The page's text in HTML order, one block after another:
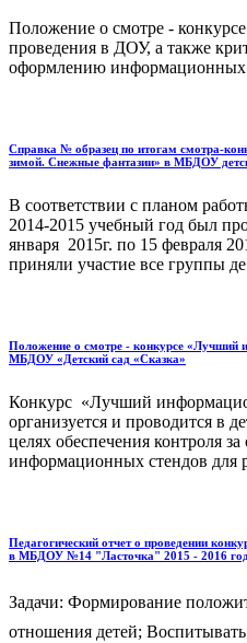
Положение о смотре -
проведения в ДОУ, а также
оформлению информационных
Справка № образец по итогам смотра-
зимой. Снежные фантазии» в МБДОУ
В соответствии с планом
2014-2015 учебный год был
января 2015г. по 15 февраля
приняли участие все группы
Положение о смотре - конкурсе «Лучший
МБДОУ «Детский сад «Сказка»
Конкурс «Лучший
организуется и проводится в
целях обеспечения контроля
информационных стендов для
Педагогический отчет о проведении
в МБДОУ №14 "Ласточка" 2015 - 2016
Задачи: Формирование
отношения детей;